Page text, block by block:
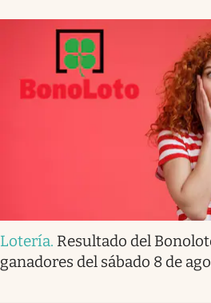
Lotería. Resultado del
ganadores del sábado 8 de